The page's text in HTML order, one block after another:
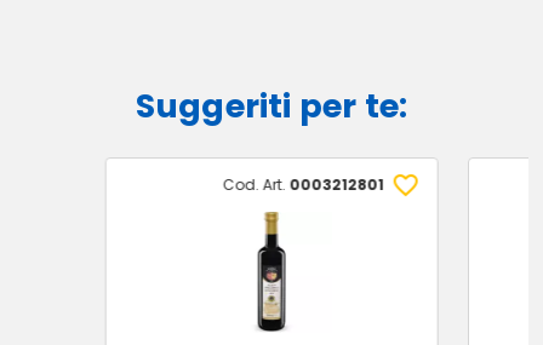
Suggeriti per te:
Cod. Art. 0003212801